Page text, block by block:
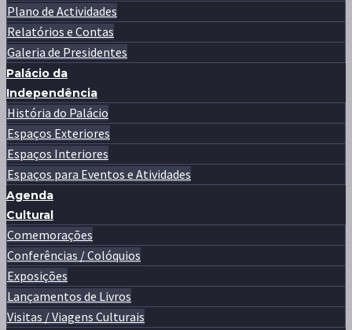
Plano de Actividades
Relatórios e Contas
Galeria de Presidentes
Palácio da
Independência
História do Palácio
Espaços Exteriores
Espaços Interiores
Espaços para Eventos e Atividades
Agenda
Cultural
Comemorações
Conferências / Colóquios
Exposições
Lançamentos de Livros
Visitas / Viagens Culturais